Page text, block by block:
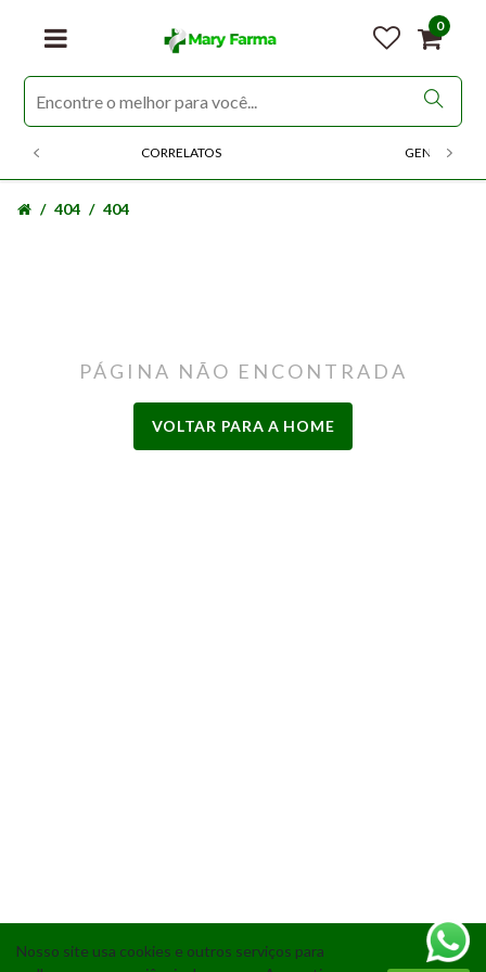
Nosso site usa cookies e outros serviços para
0
CORRELATOS GENERICOS
404 404
PÁGINA NÃO ENCONTRADA
VOLTAR PARA A HOME